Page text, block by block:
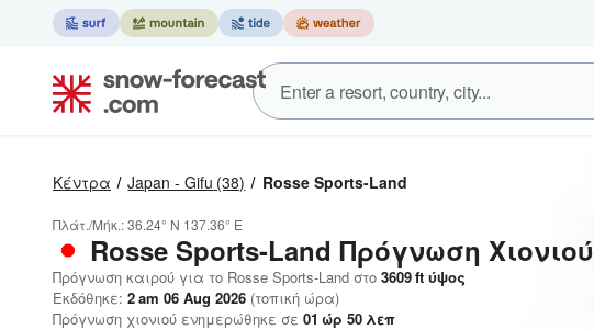
Κέντρα Japan - Gifu (38) Rosse Sports-Land
Πλάτ./Μήκ.:36.24° N 137.36° E
Rosse Sports-Land Πρόγνωση Χιονιού
Πρόγνωση καιρού για το Rosse Sports-Land στο 3609ft ύψος
Εκδόθηκε: 2 am 06 Aug 2026 (τοπική ώρα)
Πρόγνωση χιονιού ενημερώθηκε σε 01 ώρ 50 λεπ